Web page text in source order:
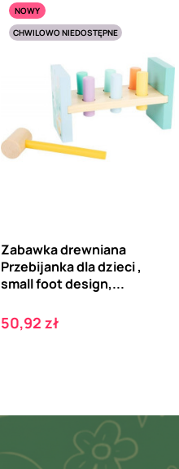
NOWY
CHWILOWO NIEDOSTĘPNE
Zabawka drewniana
Przebijanka dla dzieci ,
small foot design,...
Cena
50,92 zł